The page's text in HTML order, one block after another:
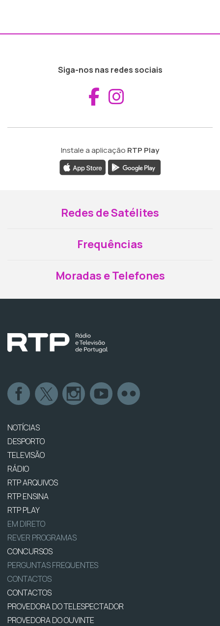
Siga-nos nas redes sociais
Aceder ao
Instale a aplicação RTP Play
Redes de Satélites
Frequências
Moradas e Telefones
NOTÍCIAS
DESPORTO
TELEVISÃO
RÁDIO
RTP ARQUIVOS
RTP ENSINA
RTP PLAY
EM DIRETO
REVER PROGRAMAS
CONCURSOS
PERGUNTAS FREQUENTES
CONTACTOS
CONTACTOS
PROVEDORA DO TELESPECTADOR
PROVEDORA DO OUVINTE